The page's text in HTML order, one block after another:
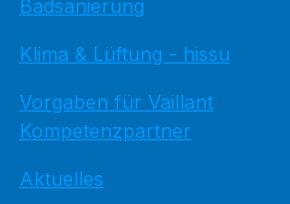
Badsanierung
Klima & Lüftung - hissu
Vorgaben für Vaillant
Kompetenzpartner
Aktuelles